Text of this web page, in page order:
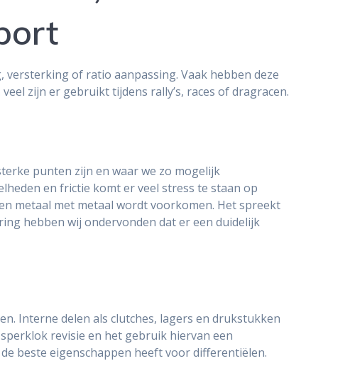
of ratio aanpassing. Vaak hebben deze
zijn er gebruikt tijdens rally’s, races of dragracen.
punten zijn en waar we zo mogelijk
en frictie komt er veel stress te staan op
metaal met metaal wordt voorkomen. Het spreekt
hebben wij ondervonden dat er een duidelijk
Interne delen als clutches, lagers en drukstukken
revisie en het gebruik hiervan een
beste eigenschappen heeft voor differentiëlen.